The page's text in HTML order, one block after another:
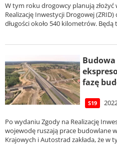
W tym roku drogowcy planują
Realizację Inwestycji Drogowej
długości około 540 kilometrów.
Budowa
fazę
S19
Po wydaniu Zgody na Realizację
wojewodę ruszają prace budowlane
Krajowych i Autostrad zakłada, że w